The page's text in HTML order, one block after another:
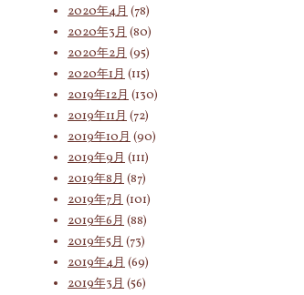
2020年4月 (78)
2020年3月 (80)
2020年2月 (95)
2020年1月 (115)
2019年12月 (130)
2019年11月 (72)
2019年10月 (90)
2019年9月 (111)
2019年8月 (87)
2019年7月 (101)
2019年6月 (88)
2019年5月 (73)
2019年4月 (69)
2019年3月 (56)